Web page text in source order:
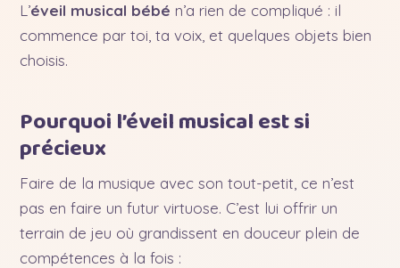
L’éveil musical bébé n’a rien de compliqué : il
commence par toi, ta voix, et quelques objets bien
choisis.
Pourquoi l’éveil musical est si
précieux
Faire de la musique avec son tout-petit, ce n’est
pas en faire un futur virtuose. C’est lui offrir un
terrain de jeu où grandissent en douceur plein de
compétences à la fois :